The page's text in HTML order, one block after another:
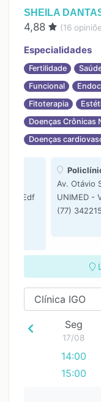
SHEILA
4,88 (16
Especialidades
Fertilidade
Funcional
Fitoterapia
Doenças Crônicas
Doenças
Edf
Av. Otávio
UNIMED -
(77)
Seg
17/08
14:00
15:00